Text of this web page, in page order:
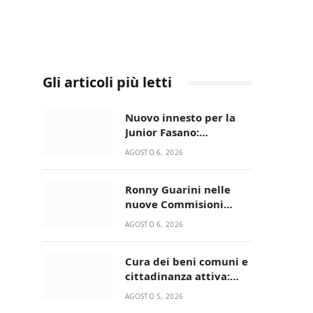
Gli articoli più letti
Nuovo innesto per la
Junior Fasano:
ingaggiato il
AGOSTO 6, 2026
Ronny Guarini nelle
nuove Commisioni
Acisport
AGOSTO 6, 2026
Cura dei beni comuni e
cittadinanza attiva:
online l’avviso per la
AGOSTO 5, 2026